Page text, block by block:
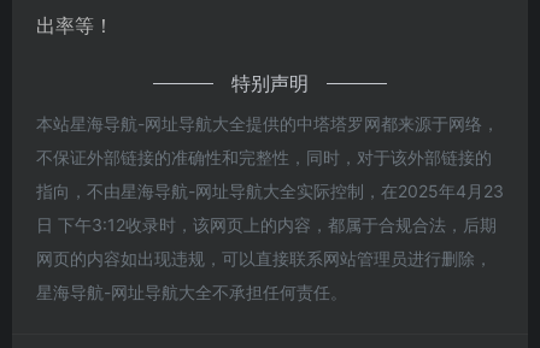
出率等！
特别声明
本站星海导航-网址导航大全提供的中塔塔罗网都来源于网络，
不保证外部链接的准确性和完整性，同时，对于该外部链接的
指向，不由星海导航-网址导航大全实际控制，在2025年4月23
日 下午3:12收录时，该网页上的内容，都属于合规合法，后期
网页的内容如出现违规，可以直接联系网站管理员进行删除，
星海导航-网址导航大全不承担任何责任。